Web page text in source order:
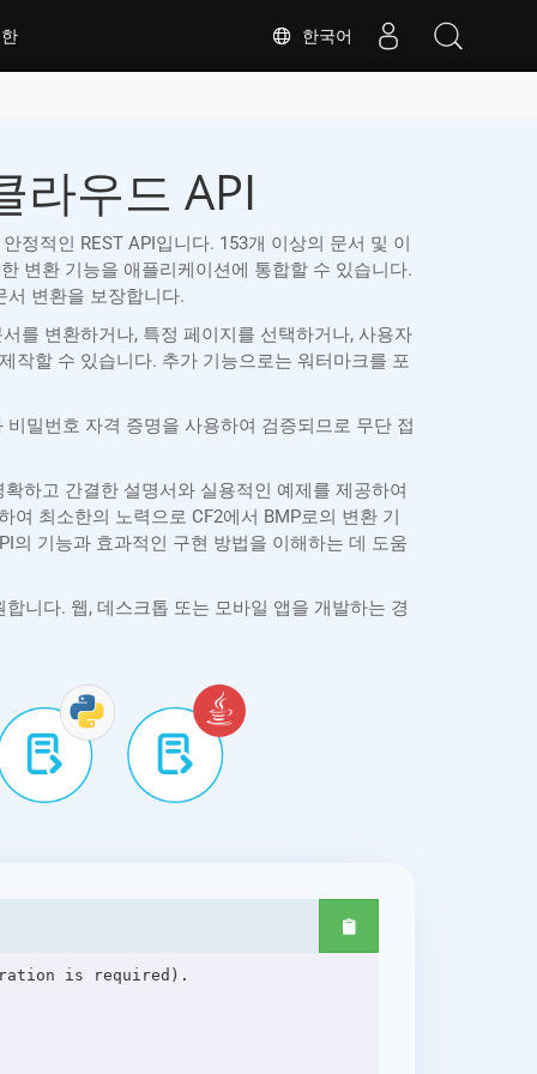
한국어
라우드 API
정적인 REST API입니다. 153개 이상의 문서 및 이
변환 기능을 애플리케이션에 통합할 수 있습니다.
서 변환을 보장합니다.
를 변환하거나, 특정 페이지를 선택하거나, 사용자
작할 수 있습니다. 추가 기능으로는 워터마크를 포
밀번호 자격 증명을 사용하여 검증되므로 무단 접
하고 간결한 설명서와 실용적인 예제를 제공하여
최소한의 노력으로 CF2에서 BMP로의 변환 기
의 기능과 효과적인 구현 방법을 이해하는 데 도움
합니다. 웹, 데스크톱 또는 모바일 앱을 개발하는 경
is required).